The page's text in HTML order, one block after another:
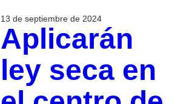
13 de septiembre de 2024
Aplicarán
ley seca en